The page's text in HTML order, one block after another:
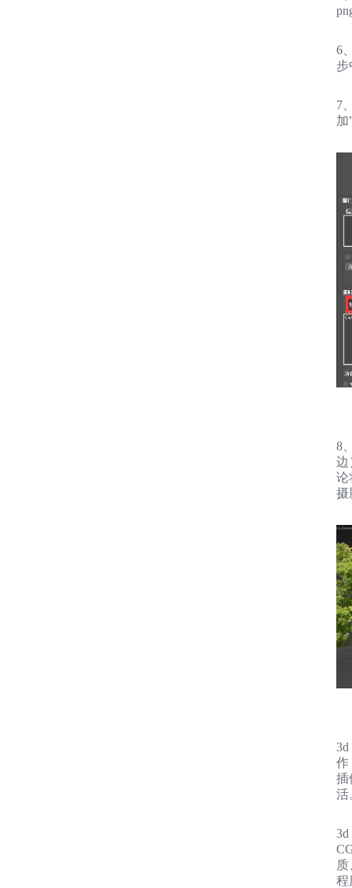
6
步
7
加
8
边
论
摄
作
插
活
程